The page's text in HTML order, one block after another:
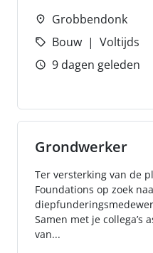
Grobbendonk
Bouw
Voltijds
9 dagen geleden
Grondwerker
Ter versterking van de
Foundations op zoek
Samen met je collega’s
van...